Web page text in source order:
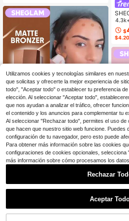
14
Ahorro de $1.58
SHEGLAM
SHEGLAM Sun Beam Bronceador L
íQuido Mate-Terracotta Marca De
Belleza CosméTica Maquillaje Para
Mujeres Y NiñAs
en A prueba de manchas Contorno y bronceador
4
za
eres
$
$4.20
Utilizamos cookies y tecnologías similares en
que solicitas y ofrecerte la mejor experiencia de
todo", "Aceptar todo" o establecer tu preferencia
elección. Al seleccionar "Aceptar todo",
que nos ayudan a analizar el tráfico, ofrecer
el contenido y los anuncios para complementar tu
Al seleccionar "Rechazar todo", permites el uso
que hacen que nuestro sitio web funcione. Puedes
configuración de tu navegador, pero esto puede
Para obtener más información sobre las cookies
configuraciones de cookies opcionales,
más información sobre cómo procesamos los
Rechazar
Aceptar